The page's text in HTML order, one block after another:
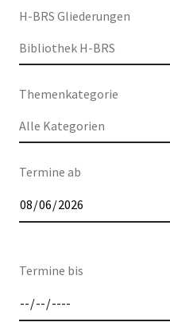
H-BRS Gliederungen
Themenkategorie
Termine ab
Termine bis